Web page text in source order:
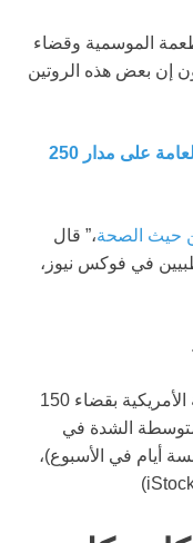
الموسمية وقضاء
إن بعض هذه الروتين
اللقاحات الأمريكية التي حولت الصحة العامة على مدار 250
حيث الصحة،” قال
في فوكس نيوز،
توصي وزارة الصحة والخدمات الإنسانية الأمريكية بقضاء 150
متوسطة الشدة في
خمسة أيام في الأسبوع)،